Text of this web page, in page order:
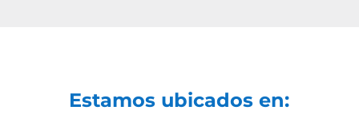
Estamos ubicados en: